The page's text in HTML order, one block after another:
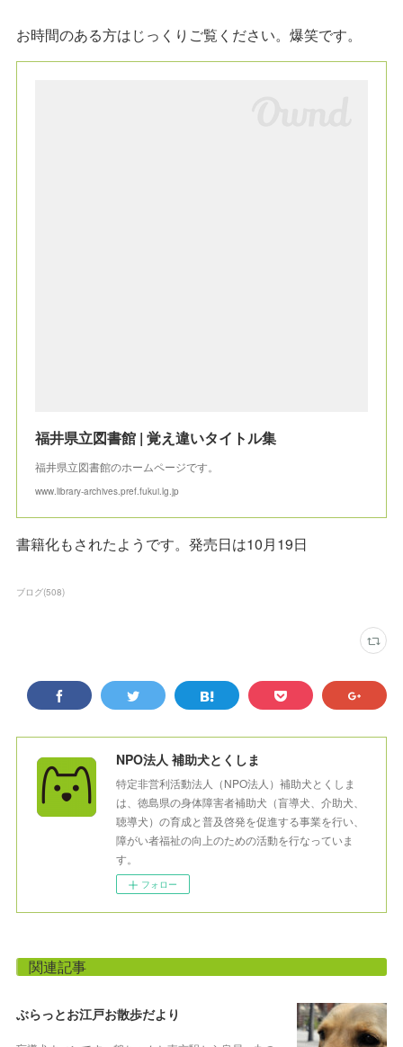
お時間のある方はじっくりご覧ください。爆笑です。
福井県立図書館 | 覚え違いタイトル集
福井県立図書館のホームページです。
www.library-archives.pref.fukui.lg.jp
書籍化もされたようです。発売日は10月19日
ブログ(508)
NPO法人 補助犬とくしま
特定非営利活動法人（NPO法人）補助犬とくしま
は、徳島県の身体障害者補助犬（盲導犬、介助犬、
聴導犬）の育成と普及啓発を促進する事業を行い、
障がい者福祉の向上のための活動を行なっていま
す。
フォロー
関連記事
ぶらっとお江戸お散歩だより